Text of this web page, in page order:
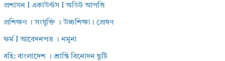
প্রশাসন I একাউন্টস I অডিট আপত্তি
প্রশিক্ষণ । সংযুক্তি । উচ্চশিক্ষা। প্রেষণ
ফর্ম I আবেদনপত্র । নমুনা
বহি: বাংলাদেশ । শ্রান্তি বিনোদন ছুটি